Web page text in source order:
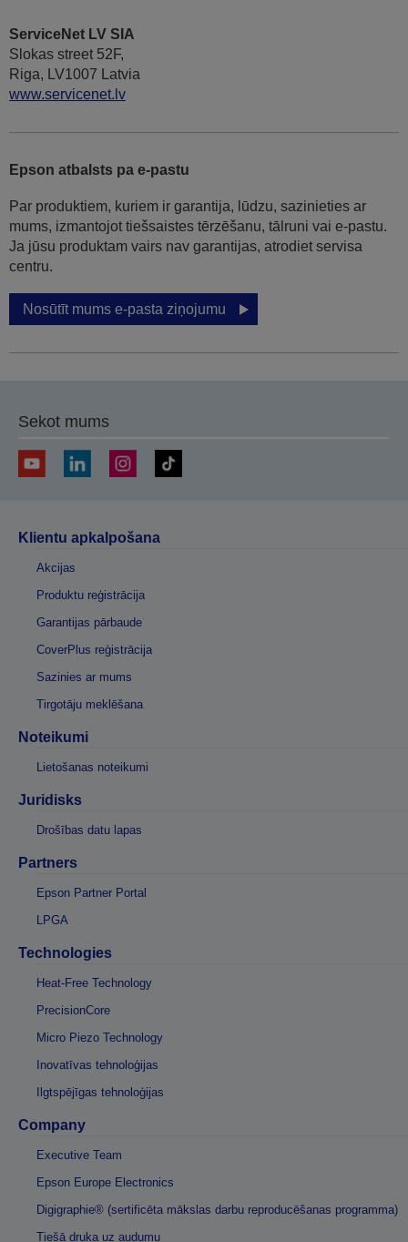
ServiceNet LV SIA
Slokas street 52F,
Riga, LV1007 Latvia
www.servicenet.lv
Epson atbalsts pa e-pastu
Par produktiem, kuriem ir garantija, lūdzu, sazinieties ar
mums, izmantojot tiešsaistes tērzēšanu, tālruni vai e-pastu.
Ja jūsu produktam vairs nav garantijas, atrodiet servisa
centru.
Nosūtīt mums e-pasta ziņojumu
Sekot mums
Klientu apkalpošana
Akcijas
Produktu reģistrācija
Garantijas pārbaude
CoverPlus reģistrācija
Sazinies ar mums
Tirgotāju meklēšana
Noteikumi
Lietošanas noteikumi
Juridisks
Drošības datu lapas
Partners
Epson Partner Portal
LPGA
Technologies
Heat-Free Technology
PrecisionCore
Micro Piezo Technology
Inovatīvas tehnoloģijas
Ilgtspējīgas tehnoloģijas
Company
Executive Team
Epson Europe Electronics
Digigraphie® (sertificēta mākslas darbu reproducēšanas programma)
Tiešā druka uz audumu